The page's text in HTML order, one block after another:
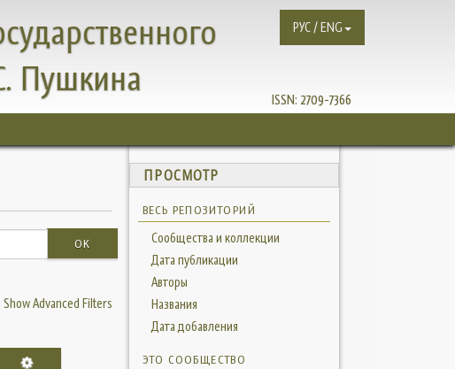
Пушкина
ISSN: 2709-7366
РУС / ENG
OK
Show Advanced Filters
ПРОСМОТР
ВЕСЬ РЕПОЗИТОРИЙ
Сообщества и коллекции
Дата публикации
Авторы
Названия
Дата добавления
ЭТО СООБЩЕСТВО